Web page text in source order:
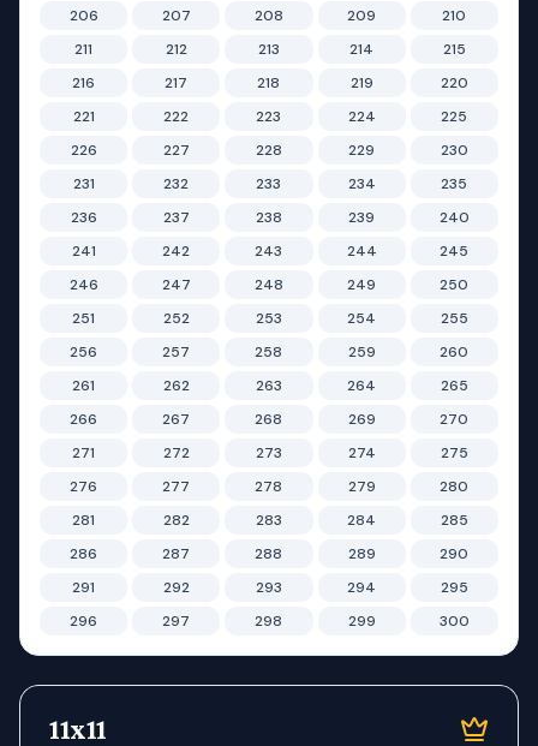
206
207 208 209
210
211
212 213 214
215
216
217 218 219
220
221
222 223 224
225
226
227 228 229
230
231
232 233 234
235
236
237 238 239
240
241
242 243 244
245
246
247 248 249
250
251
252 253 254
255
256
257 258 259
260
261
262 263 264
265
266
267 268 269
270
271
272 273 274
275
276
277 278 279
280
281
282 283 284
285
286
287 288 289
290
291
292 293 294
295
296
297 298 299 300
11x11